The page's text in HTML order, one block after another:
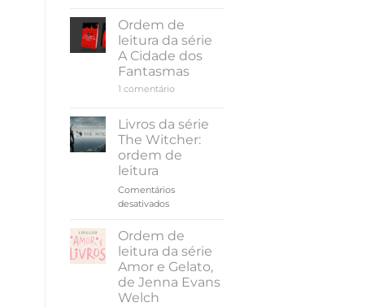
|
Até
o
verão
terminar,
de
Hoover
Ordem de
leitura da série
A Cidade dos
Fantasmas
1 comentárioem
leitura
da
série
A
Cidade
Livros da série
The Witcher:
ordem de
leitura
Comentários
desativadosem
da
série
The
Witcher:
ordem
Ordem de
leitura da série
Amor e Gelato,
de Jenna Evans
Welch